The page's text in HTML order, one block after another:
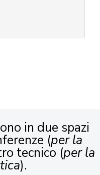
in due spazi
(per la
tecnico (per la
).